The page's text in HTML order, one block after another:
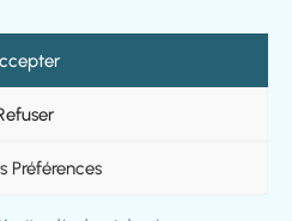
Préférencesde vente